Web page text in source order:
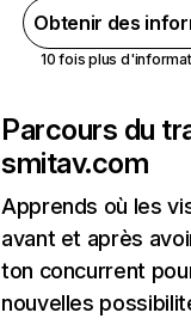
Obtenir des
10 fois plus
Parcours du
smitav.com
Apprends où les
avant et après
ton concurrent
nouvelles